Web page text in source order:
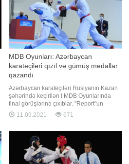
MDB Oyunları: Azərbaycan
karateçiləri qızıl və gümüş medallar
qazandı
Azərbaycan karateçiləri Rusiyanın Kazan
şəhərində keçirilən I MDB Oyunlarında
final görüşlərinə çıxıblar. "Report"un
məlumatına görə, 50 kq-da mübarizə
aparan idmançımız İnci Əzizova
final görüşünə çıxıb. Rəqibini 5:1 hesabı
ilə məğlub edən Əzizova yarışı
11.09.2021 671